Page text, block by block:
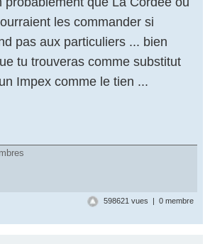
les commander si
pas aux particuliers ... bien
tu trouveras comme substitut
Impex comme le tien ...
598621 vues | 0 membre